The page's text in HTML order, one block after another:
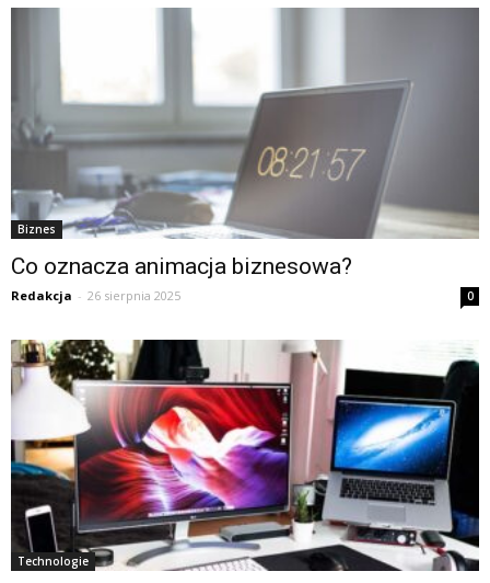
Biznes
Co oznacza animacja biznesowa?
Redakcja - 26 sierpnia 2025 0
Technologie